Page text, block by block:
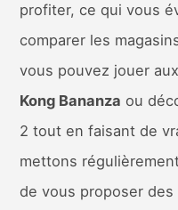
profiter, ce qui vous
comparer les
vous pouvez jouer
Kong Bananza ou
2 tout en faisant de
mettons
de vous proposer